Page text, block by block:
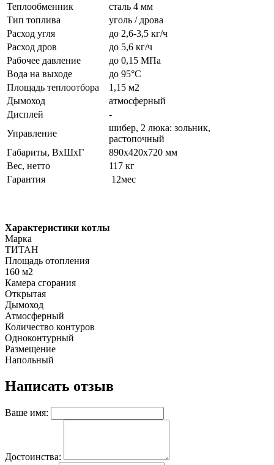
Теплообменник
сталь 4 мм
Тип топлива
уголь / дрова
Расход угля
до 2,6-3,5 кг/ч
Расход дров
до 5,6 кг/ч
Рабочее давление
до 0,15 МПа
Вода на выходе
до 95°C
Площадь теплоотбора
1,15 м2
Дымоход
атмосферный
Дисплей
-
Управление
шибер, 2 люка: зольник,
растопочный
Габариты, ВхШхГ
890х420х720 мм
Вес, нетто
117 кг
Гарантия
12мес
Характеристики котлы
Марка
ТИТАН
Площадь отопления
160 м2
Камера сгорания
Открытая
Дымоход
Атмосферный
Количество контуров
Одноконтурный
Размещение
Напольный
Написать отзыв
Ваше имя:
Достоинства: